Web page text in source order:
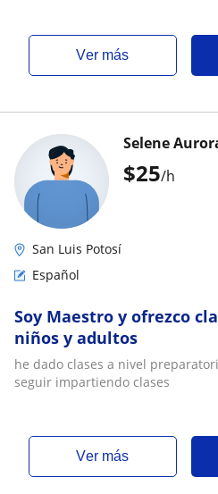
ver más
$25/h
Selene
San Luis Potosí
Español
Soy Maestro y ofrezco
niños y adultos
he dado clases a nivel
seguir impartiendo clases
ver más